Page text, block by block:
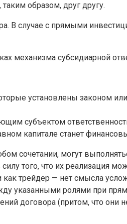
образом, друг другу.
В случае с прямыми
механизма субсидиарной
установлены законом
субъектом
капитале станет
сочетании, могут
того, что их реализация
трейдер — нет смысла
указанными ролями при
договора (притом, что они